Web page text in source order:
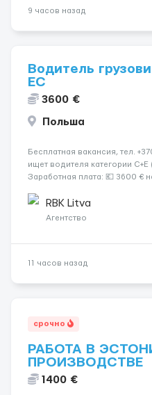
9 часов назад
Водитель
ЕС
3600 €
Польша
Бесплатная вакансия, тел.
ищет водителя категории
Заработная плата: 💶 3600 €
рефрижераторах. В среднем
разгрузки...
RBK Litva
Агентство
11 часов назад
срочно
РАБОТА В
ПРОИЗВОДСТВЕ
1400 €